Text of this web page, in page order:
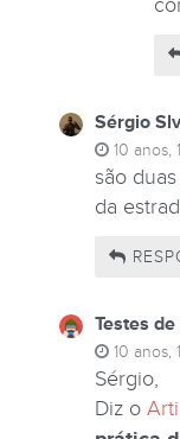
Sérgio
10 anos,
são
da
Testes
10 anos,
Sérgio,
Diz o